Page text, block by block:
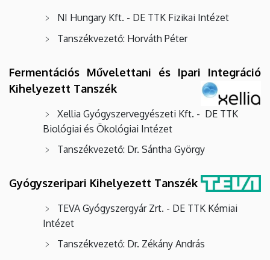
NI Hungary Kft. - DE TTK Fizikai Intézet
Tanszékvezető: Horváth Péter
Fermentációs Művelettani és Ipari Integráció
Kihelyezett Tanszék
Xellia Gyógyszervegyészeti Kft. - DE TTK
Biológiai és Ökológiai Intézet
Tanszékvezető: Dr. Sántha György
Gyógyszeripari Kihelyezett Tanszék
TEVA Gyógyszergyár Zrt. - DE TTK Kémiai
Intézet
Tanszékvezető: Dr. Zékány András